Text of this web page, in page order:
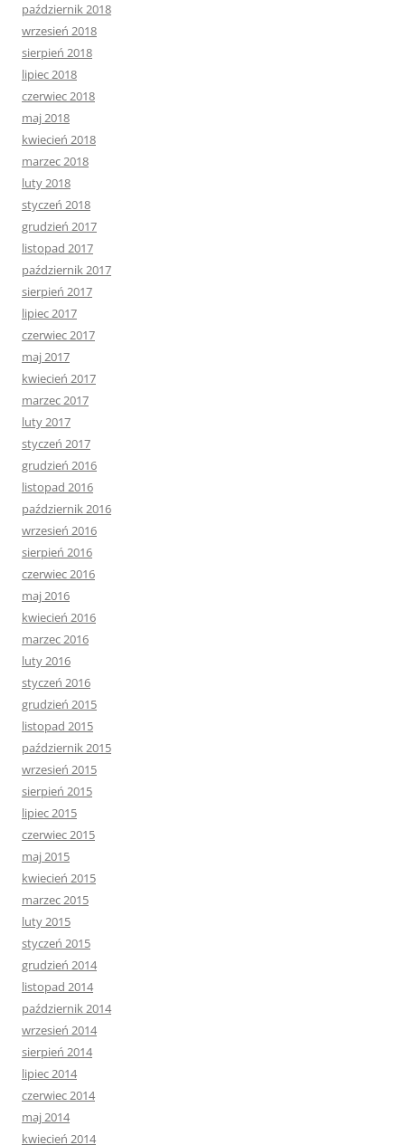
październik 2018
wrzesień 2018
sierpień 2018
lipiec 2018
czerwiec 2018
maj 2018
kwiecień 2018
marzec 2018
luty 2018
styczeń 2018
grudzień 2017
listopad 2017
październik 2017
sierpień 2017
lipiec 2017
czerwiec 2017
maj 2017
kwiecień 2017
marzec 2017
luty 2017
styczeń 2017
grudzień 2016
listopad 2016
październik 2016
wrzesień 2016
sierpień 2016
czerwiec 2016
maj 2016
kwiecień 2016
marzec 2016
luty 2016
styczeń 2016
grudzień 2015
listopad 2015
październik 2015
wrzesień 2015
sierpień 2015
lipiec 2015
czerwiec 2015
maj 2015
kwiecień 2015
marzec 2015
luty 2015
styczeń 2015
grudzień 2014
listopad 2014
październik 2014
wrzesień 2014
sierpień 2014
lipiec 2014
czerwiec 2014
maj 2014
kwiecień 2014